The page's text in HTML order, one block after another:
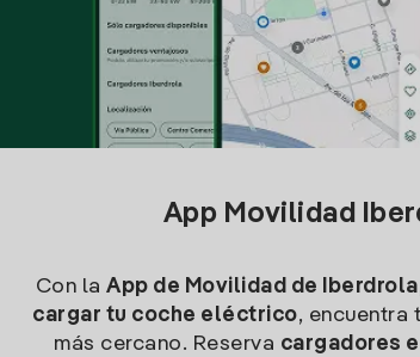
App Movilidad
Con la App de Movilidad de Iberdrola
cargar tu coche eléctrico, encuentra
más cercano. Reserva cargadores